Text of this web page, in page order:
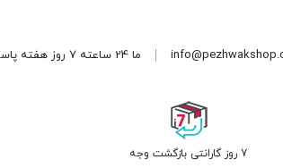
ما 24 ساعته 7 روز هفته پاسخگوی شما هستیم.
7 روز گارانتی بازگشت وجه